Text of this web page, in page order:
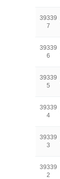
39339
7
39339
6
39339
5
39339
4
39339
3
39339
2